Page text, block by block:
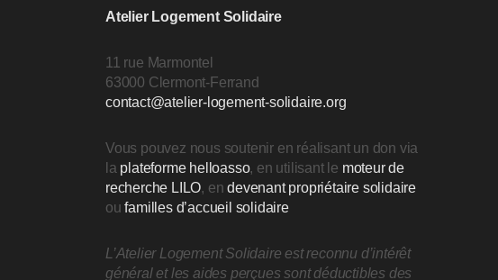
Atelier Logement Solidaire
11 rue Marmontel
63000 Clermont-Ferrand
contact@atelier-logement-solidaire.org
Vous pouvez nous soutenir en réalisant un don via
la plateforme helloasso, en utilisant le moteur de
recherche LILO, endevenant propriétaire solidaire
oufamilles d’accueil solidaire
L’Atelier Logement Solidaire est reconnu d’intérêt
général et les aides perçues sont déductibles des